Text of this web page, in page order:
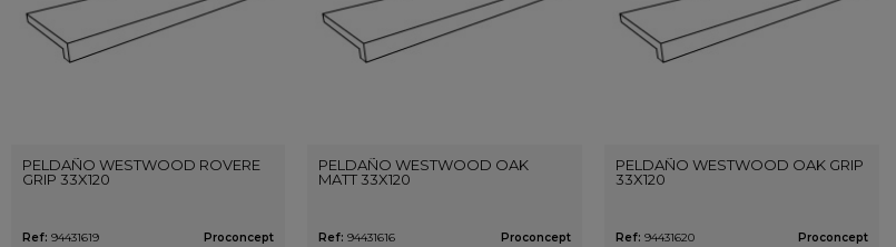
PELDAÑO WESTWOOD ROVERE
GRIP 33X120
Ref: 94431619 Proconcept
PELDAÑO WESTWOOD OAK
MATT 33X120
Ref: 94431616 Proconcept
PELDAÑO WESTWOOD OAK GRIP
33X120
Ref: 94431620 Proconcept